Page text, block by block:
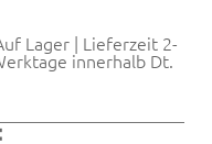
Lager | Lieferzeit 2-
innerhalb Dt.